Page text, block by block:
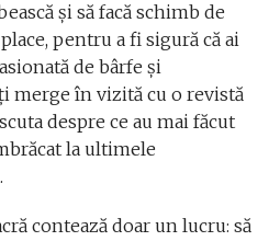
şi să facă schimb de
pentru a fi sigură că ai
de bârfe şi
merge în vizită cu o revistă
despre ce au mai făcut
la ultimele
contează doar un lucru: să